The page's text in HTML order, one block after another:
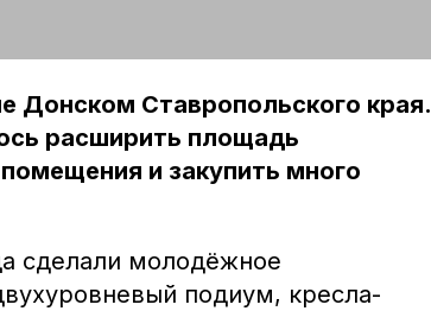
Донском Ставропольского края.
расширить площадь
и закупить много
сделали молодёжное
подиум, кресла-